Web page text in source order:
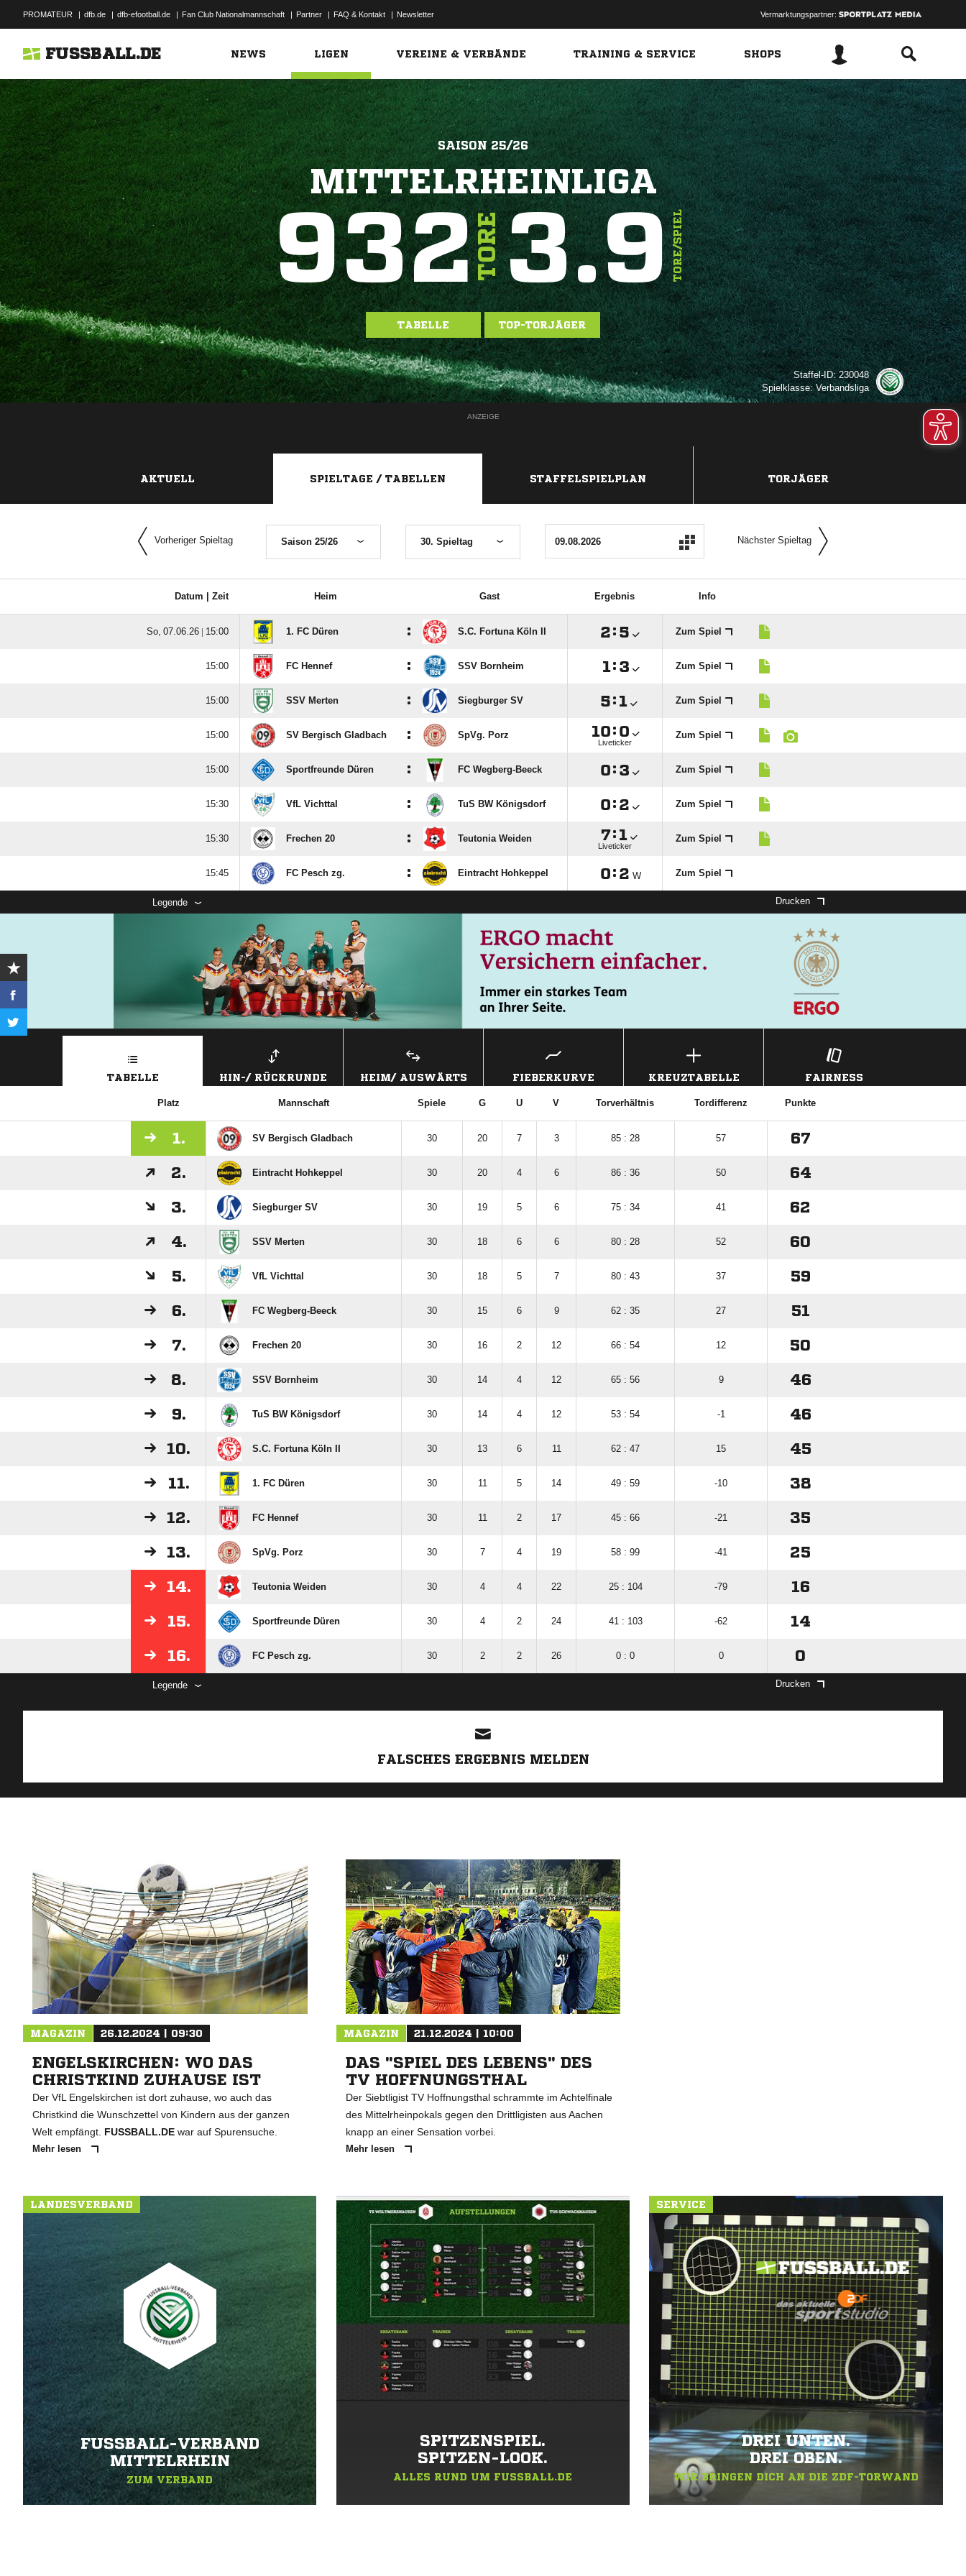
PROMATEUR | dfb.de | dfb-efootball.de | Fan Club Nationalmannschaft | Partner | FAQ & Kontakt | Newsletter Vermarktungspartner:
FUSSBALL.DE NEWS LIGEN VEREINE & VERBÄNDE TRAINING & SERVICE SHOPS
SAISON 25/26
MITTELRHEINLIGA
932TORE3.9TORE/SPIEL
TABELLE TOP-TORJÄGER
Staffel-ID: 230048
Spielklasse: Verbandsliga
ANZEIGE
AKTUELL SPIELTAGE / TABELLEN STAFFELSPIELPLAN TORJÄGER
Vorheriger Spieltag Saison 25/26 30. Spieltag Nächster Spieltag
Datum | Zeit Heim Gast Ergebnis Info
  |  1. FC Düren : S.C. Fortuna Köln II :  Zum Spiel
 FC Hennef : SSV Bornheim :  Zum Spiel
 SSV Merten : Siegburger SV :  Zum Spiel
 SV Bergisch Gladbach : SpVg. Porz : 
Liveticker
Zum Spiel
 Sportfreunde Düren : FC Wegberg-Beeck :  Zum Spiel
 VfL Vichttal : TuS BW Königsdorf :  Zum Spiel
 Frechen 20 : Teutonia Weiden : 
Liveticker
Zum Spiel
 FC Pesch zg. : Eintracht Hohkeppel :  W Zum Spiel
Legende Drucken
TABELLE HIN-/ RÜCKRUNDE HEIM/ AUSWÄRTS FIEBERKURVE KREUZTABELLE FAIRNESS
Platz Mannschaft Spiele G U V Torverhältnis Tordifferenz Punkte
1. SV Bergisch Gladbach 30 20 7 3 85 : 28 57 67
2. Eintracht Hohkeppel 30 20 4 6 86 : 36 50 64
3. Siegburger SV 30 19 5 6 75 : 34 41 62
4. SSV Merten 30 18 6 6 80 : 28 52 60
5. VfL Vichttal 30 18 5 7 80 : 43 37 59
6. FC Wegberg-Beeck 30 15 6 9 62 : 35 27 51
7. Frechen 20 30 16 2 12 66 : 54 12 50
8. SSV Bornheim 30 14 4 12 65 : 56 9 46
9. TuS BW Königsdorf 30 14 4 12 53 : 54 -1 46
10. S.C. Fortuna Köln II 30 13 6 11 62 : 47 15 45
11. 1. FC Düren 30 11 5 14 49 : 59 -10 38
12. FC Hennef 30 11 2 17 45 : 66 -21 35
13. SpVg. Porz 30 7 4 19 58 : 99 -41 25
14. Teutonia Weiden 30 4 4 22 25 : 104 -79 16
15. Sportfreunde Düren 30 4 2 24 41 : 103 -62 14
16. FC Pesch zg. 30 2 2 26 0 : 0 0 0
Legende Drucken
FALSCHES ERGEBNIS MELDEN
MAGAZIN 26.12.2024 | 09:30
ENGELSKIRCHEN: WO DAS
CHRISTKIND ZUHAUSE IST
Der VfL Engelskirchen ist dort zuhause, wo auch das
Christkind die Wunschzettel von Kindern aus der ganzen
Welt empfängt. FUSSBALL.DE war auf Spurensuche.
Mehr lesen
MAGAZIN 21.12.2024 | 10:00
DAS "SPIEL DES LEBENS" DES
TV HOFFNUNGSTHAL
Der Siebtligist TV Hoffnungsthal schrammte im Achtelfinale
des Mittelrheinpokals gegen den Drittligisten aus Aachen
knapp an einer Sensation vorbei.
Mehr lesen
LANDESVERBAND
FUSSBALL-VERBAND M
ITTELRHEIN
ZUM VERBAND
SPITZENSPIEL.
SPITZEN-LOOK.
ALLES RUND UM FUSSBALL.DE
SERVICE
DREI UNTEN.
DREI OBEN.
WIR BRINGEN DICH AN DIE ZDF-TORWAND